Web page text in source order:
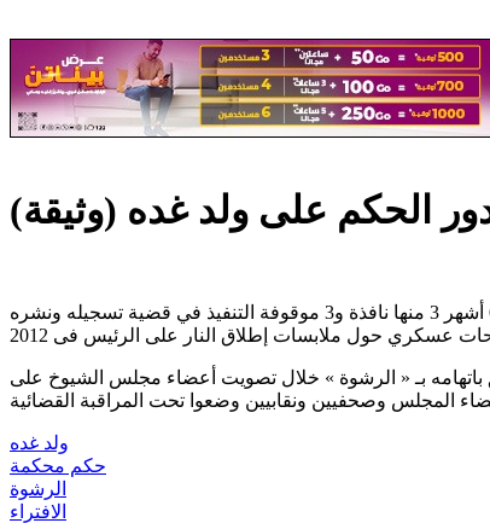
الحكم على ولد غده (وثيقة)
أصدرت الغرفة الجزائية بمحكمة نواكشوط الغربية في وقت متأخر من مساء اليوم الاثنين حكمها بإدانة السيناتور السابق محمد ولد غده بالسجن 6 أشهر 3 منها نافذة و3 موقوفة التنفيذ في قضية تسجيله ونشره
بـ « الرشوة » خلال تصويت أعضاء مجلس الشيوخ على
ولد غده
حكم محكمة
الرشوة
الافتراء